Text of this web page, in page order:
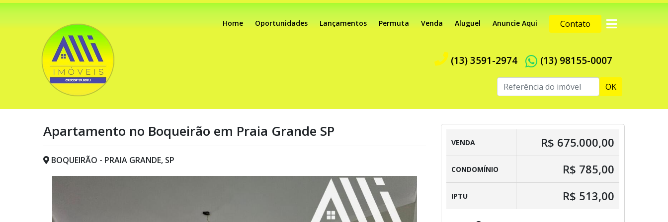
Home Oportunidades Lançamentos Permuta Venda Aluguel Anuncie Aqui Contato
(13) 3591-2974 (13) 98155-0007
OK
Apartamento no Boqueirão em Praia Grande SP
BOQUEIRÃO - PRAIA GRANDE, SP
VENDA R$ 675.000,00
CONDOMÍNIO R$ 785,00
IPTU R$ 513,00